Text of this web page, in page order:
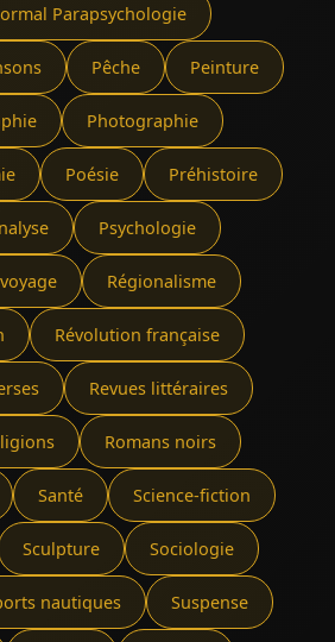
Parapsychologie
Pêche Peinture
Photographie
Poésie Préhistoire
Psychologie
Régionalisme
Révolution française
Revues littéraires
Romans noirs
Santé Science-fiction
Sculpture Sociologie
nautiques Suspense